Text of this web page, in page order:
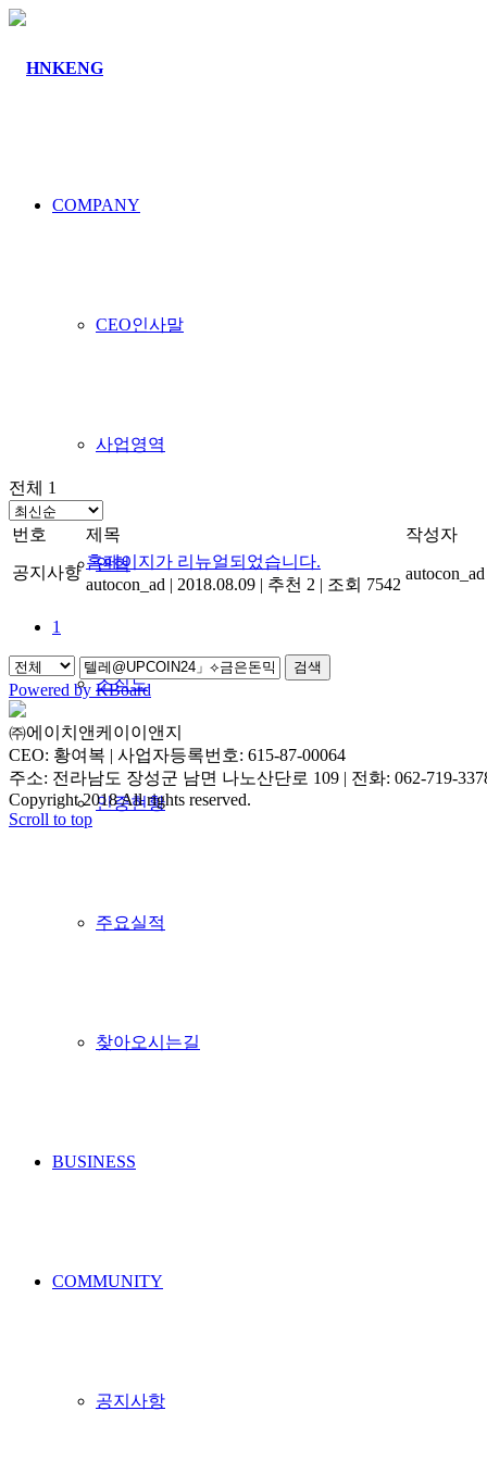
COMPANY
CEO인사말
사업영역
연혁
조직도
인증현황
주요실적
찾아오시는길
BUSINESS
COMMUNITY
공지사항
전체 1
번호 제목 작성자
공지사항
홈페이지가 리뉴얼되었습니다.
autocon_ad | 2018.08.09 | 추천 2 | 조회 7542
autocon_ad
1
검색
Powered by KBoard
㈜에이치앤케이이앤지
CEO: 황여복 | 사업자등록번호: 615-87-00064
주소: 전라남도 장성군 남면 나노산단로 109 | 전화: 062-719-
Copyright 2018 All rights reserved.
Scroll to top